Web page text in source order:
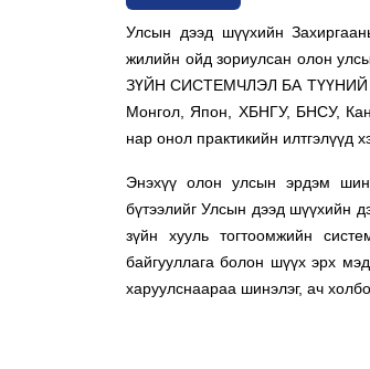
Улсын дээд шүүхийн
жилийн ойд зориулсан олон
ЗҮЙН СИСТЕМЧЛЭЛ БА ТҮҮНИЙ
Монгол, Япон, ХБНГУ, БНСУ,
нар онол практикийн илтгэлүүд
Энэхүү олон улсын эрдэм
бүтээлийг Улсын дээд шүүхийн
зүйн хууль тогтоомжийн
байгууллага болон шүүх эрх
харуулснаараа шинэлэг, ач